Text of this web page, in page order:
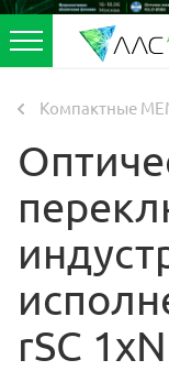
Компактные
rSC 1xN